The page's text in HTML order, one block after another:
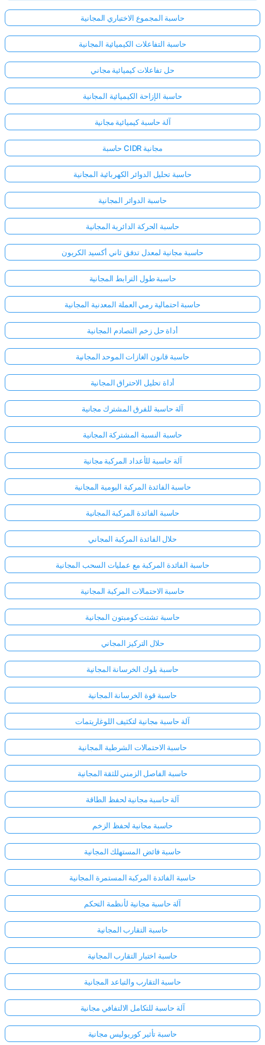
حاسبة المجموع الاختباري المجانية
حاسبة التفاعلات الكيميائية المجانية
حل تفاعلات كيميائية مجاني
حاسبة الإزاحة الكيميائية المجانية
آلة حاسبة كيميائية مجانية
حاسبة CIDR مجانية
حاسبة تحليل الدوائر الكهربائية المجانية
حاسبة الدوائر المجانية
حاسبة الحركة الدائرية المجانية
حاسبة مجانية لمعدل تدفق ثاني أكسيد الكربون
حاسبة طول الترابط المجانية
حاسبة احتمالية رمي العملة المعدنية المجانية
أداة حل زخم التصادم المجانية
حاسبة قانون الغازات الموحد المجانية
أداة تحليل الاحتراق المجانية
آلة حاسبة للفرق المشترك مجانية
حاسبة النسبة المشتركة المجانية
آلة حاسبة للأعداد المركبة مجانية
حاسبة الفائدة المركبة اليومية المجانية
حاسبة الفائدة المركبة المجانية
حلال الفائدة المركبة المجاني
حاسبة الفائدة المركبة مع عمليات السحب المجانية
حاسبة الاحتمالات المركبة المجانية
حاسبة تشتت كومبتون المجانية
حلال التركيز المجاني
حاسبة بلوك الخرسانة المجانية
حاسبة قوة الخرسانة المجانية
آلة حاسبة مجانية لتكثيف اللوغاريتمات
حاسبة الاحتمالات الشرطية المجانية
حاسبة الفاصل الزمني للثقة المجانية
آلة حاسبة مجانية لحفظ الطاقة
حاسبة مجانية لحفظ الزخم
حاسبة فائض المستهلك المجانية
حاسبة الفائدة المركبة المستمرة المجانية
آلة حاسبة مجانية لأنظمة التحكم
حاسبة التقارب المجانية
حاسبة اختبار التقارب المجانية
حاسبة التقارب والتباعد المجانية
آلة حاسبة للتكامل الالتفافي مجانية
حاسبة تأثير كوريوليس مجانية